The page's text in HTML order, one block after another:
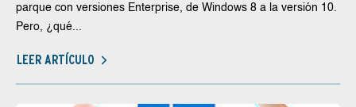
parque con versiones Enterprise, de Windows 8 a la versión 10.
Pero, ¿qué...
LEER ARTÍCULO